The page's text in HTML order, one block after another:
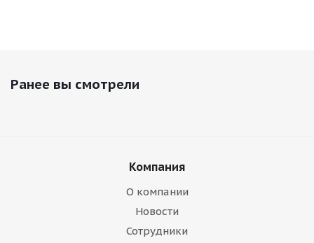
Ранее вы смотрели
Компания
О компании
Новости
Сотрудники